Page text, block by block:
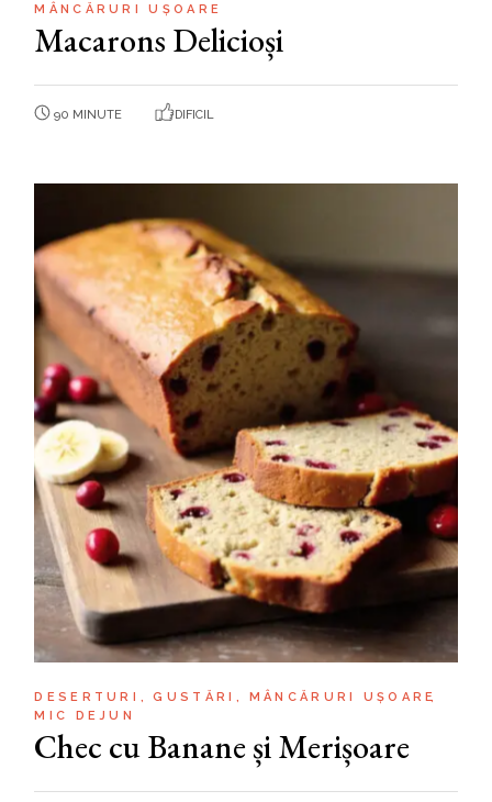
MÂNCĂRURI UȘOARE
Macarons Delicioși
90 MINUTE DIFICIL
DESERTURI GUSTĂRI
MÂNCĂRURI UȘOARE
MIC DEJUN
Chec cu Banane și Merișoare